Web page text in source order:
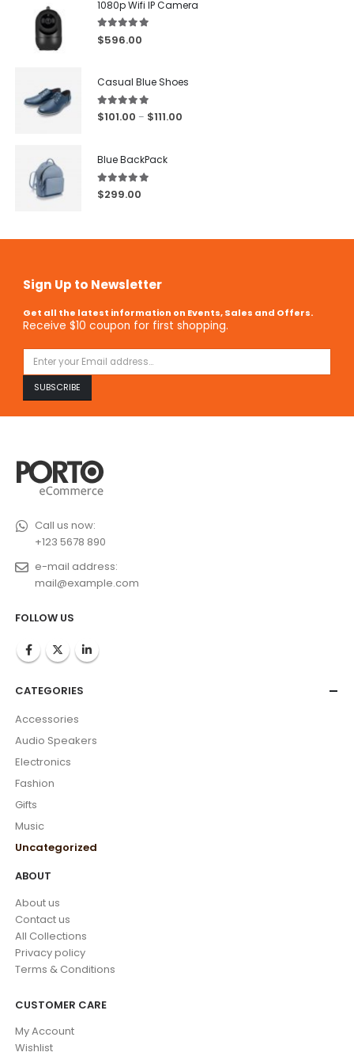
1080p Wifi IP Camera
5.00out of 5
$596.00
Casual Blue Shoes
5.00 out of 5
$101.00 – $111.00
Blue BackPack
5.00out of 5
$299.00
Sign Up to Newsletter
Get all the latest information on Events, Sales and Offers.
Receive $10 coupon for first shopping.
Call us now:
+123 5678 890
e-mail address:
mail@example.com
FOLLOW US
CATEGORIES
Accessories
Audio Speakers
Electronics
Fashion
Gifts
Music
Uncategorized
ABOUT
About us
Contact us
All Collections
Privacy policy
Terms & Conditions
CUSTOMER CARE
My Account
Wishlist